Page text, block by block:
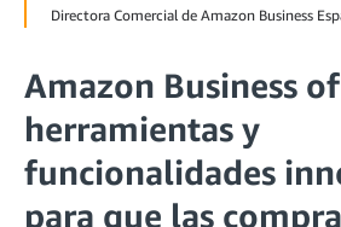
Directora Comercial de Amazon Business
Amazon Business
herramientas y
funcionalidades
para que las